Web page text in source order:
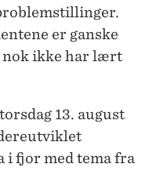
er ganske
nok ikke har lært
13. august
i fjor med tema fra